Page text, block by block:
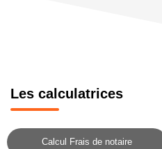
Les calculatrices
Calcul Frais de notaire